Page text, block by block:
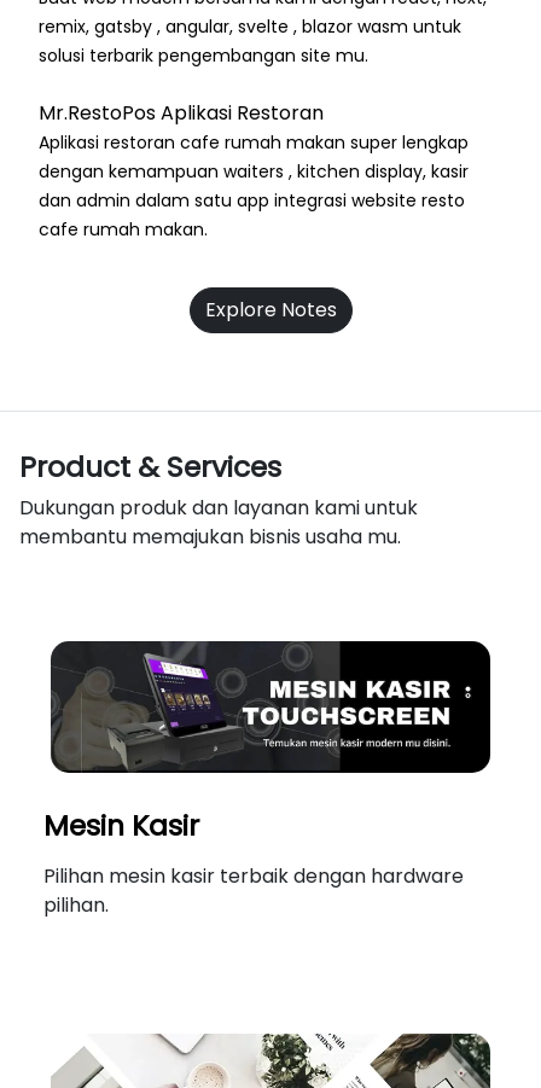
remix, gatsby , angular, svelte , blazor wasm untuk
solusi terbarik pengembangan site mu.
Mr.RestoPos Aplikasi Restoran
Aplikasi restoran cafe rumah makan super lengkap
dengan kemampuan waiters , kitchen display, kasir
dan admin dalam satu app integrasi website resto
cafe rumah makan.
Explore Notes
Product & Services
Dukungan produk dan layanan kami untuk
membantu memajukan bisnis usaha mu.
Mesin Kasir
Pilihan mesin kasir terbaik dengan hardware
pilihan.